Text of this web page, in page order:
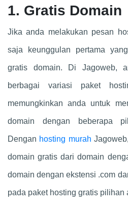
1. Gratis Domain
Jika anda melakukan pesan
saja keunggulan pertama
gratis domain. Di Jagoweb,
berbagai variasi paket
memungkinkan anda untuk
domain dengan beberapa
Dengan hosting murah
domain gratis dari domain
domain dengan ekstensi .com
pada paket hosting gratis pilihan